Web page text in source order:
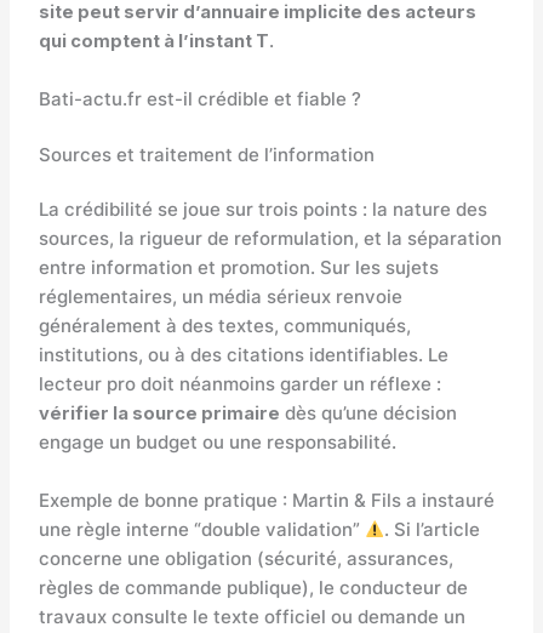
site peut servir d’annuaire implicite des acteurs
qui comptent à l’instant T.
Bati-actu.fr est-il crédible et fiable ?
Sources et traitement de l’information
La crédibilité se joue sur trois points : la nature des
sources, la rigueur de reformulation, et la séparation
entre information et promotion. Sur les sujets
réglementaires, un média sérieux renvoie
généralement à des textes, communiqués,
institutions, ou à des citations identifiables. Le
lecteur pro doit néanmoins garder un réflexe :
vérifier la source primaire dès qu’une décision
engage un budget ou une responsabilité.
Exemple de bonne pratique : Martin & Fils a instauré
une règle interne “double validation”
. Si l’article
concerne une obligation (sécurité, assurances,
règles de commande publique), le conducteur de
travaux consulte le texte officiel ou demande un